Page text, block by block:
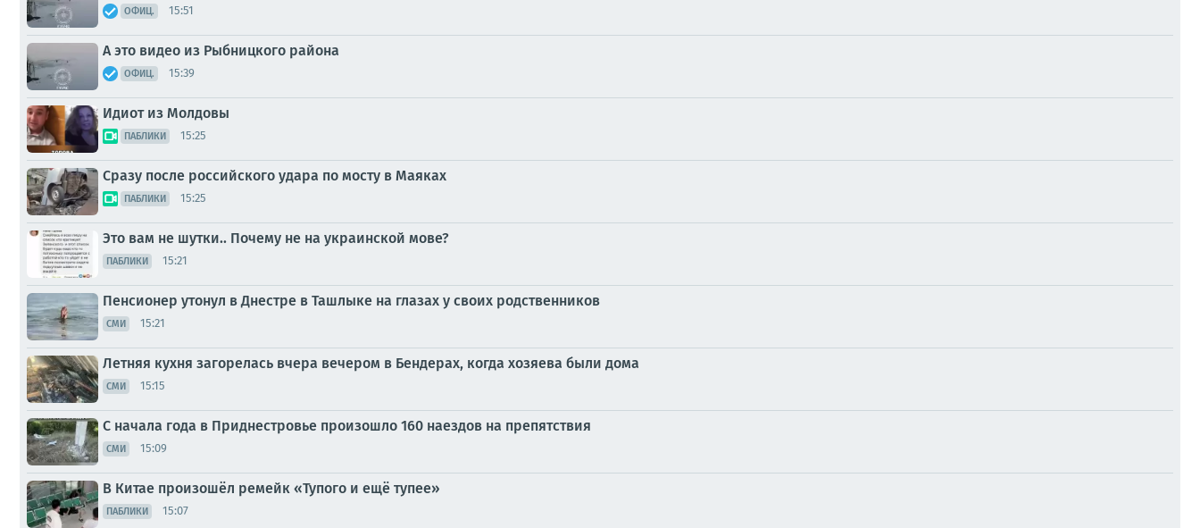
ОФИЦ. 15:51
А это видео из Рыбницкого района
ОФИЦ. 15:39
Идиот из Молдовы
ПАБЛИКИ 15:25
Сразу после российского удара по мосту в Маяках
ПАБЛИКИ 15:25
Это вам не шутки.. Почему не на украинской мове?
ПАБЛИКИ 15:21
Пенсионер утонул в Днестре в Ташлыке на глазах у своих родственников
СМИ 15:21
Летняя кухня загорелась вчера вечером в Бендерах, когда хозяева были дома
СМИ 15:15
С начала года в Приднестровье произошло 160 наездов на препятствия
СМИ 15:09
В Китае произошёл ремейк «Тупого и ещё тупее»
ПАБЛИКИ 15:07